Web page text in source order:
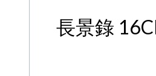
長景錄